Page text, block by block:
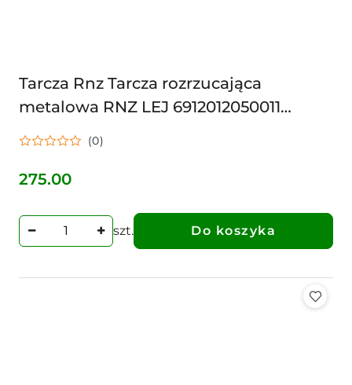
Tarcza Rnz Tarcza rozrzucająca
metalowa RNZ LEJ 6912012050011
Tarcza rozrzucająca RNZ/LEJ
(0)
Cena:
275.00
szt. Do koszyka